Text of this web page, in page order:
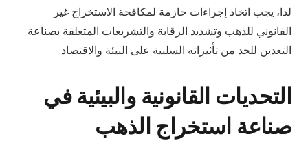
لذا، يجب اتخاذ إجراءات حازمة لمكافحة الاستخراج غير
القانوني للذهب وتشديد الرقابة والتشريعات المتعلقة بصناعة
التعدين للحد من تأثيراته السلبية على البيئة والاقتصاد.
التحديات القانونية والبيئية في
صناعة استخراج الذهب